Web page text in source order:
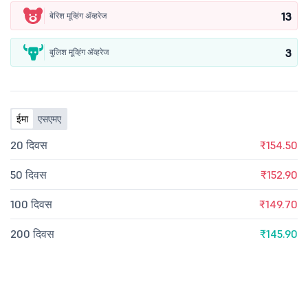
बेरिश मूव्हिंग ॲव्हरेज 13
बुलिश मूव्हिंग ॲव्हरेज 3
ईमा एसएमए
20 दिवस ₹154.50
50 दिवस ₹152.90
100 दिवस ₹149.70
200 दिवस ₹145.90